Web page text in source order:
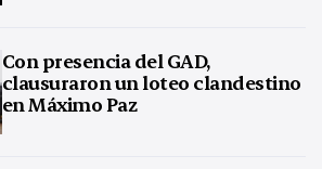
Con presencia del GAD,
clausuraron un loteo clandestino
en Máximo Paz